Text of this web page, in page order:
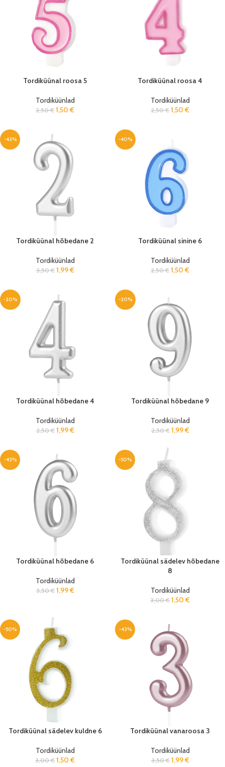
Tordiküünal roosa 5
Tordiküünlad
2,50€ 1,50 €
Tordiküünal roosa 4
Tordiküünlad
2,50€ 1,50 €
-43%
Tordiküünal hõbedane 2
Tordiküünlad
3,50€ 1,99€
-40%
Tordiküünal sinine 6
Tordiküünlad
2,50€ 1,50 €
-20%
Tordiküünal hõbedane 4
Tordiküünlad
2,50€ 1,99€
-20%
Tordiküünal hõbedane 9
Tordiküünlad
2,50€ 1,99€
-43%
Tordiküünal hõbedane 6
Tordiküünlad
3,50€ 1,99€
-50%
Tordiküünal sädelev hõbedane
8
Tordiküünlad
3,00€ 1,50 €
-50%
Tordiküünal sädelev kuldne 6
Tordiküünlad
3,00€ 1,50 €
-43%
Tordiküünal vanaroosa 3
Tordiküünlad
3,50€ 1,99€